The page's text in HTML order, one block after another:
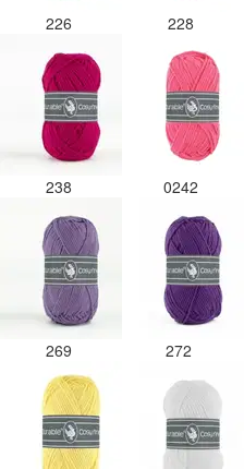
226 228
238 0242
269 272